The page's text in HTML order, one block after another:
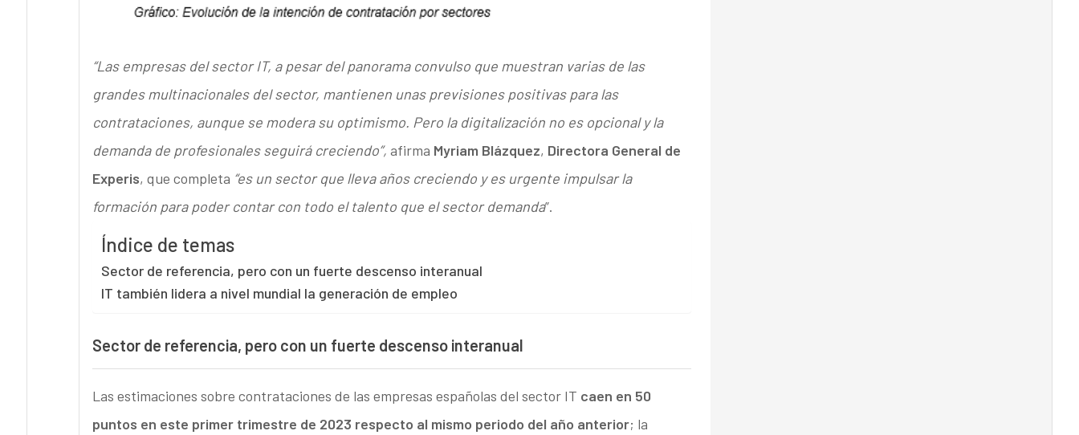
“Las empresas del sector IT, a pesar del panorama convulso que muestran varias de las
grandes multinacionales del sector, mantienen unas previsiones positivas para las
contrataciones, aunque se modera su optimismo. Pero la digitalización no es opcional y la
demanda de profesionales seguirá creciendo”, afirma Myriam Blázquez, Directora General de
Experis, que completa “es un sector que lleva años creciendo y es urgente impulsar la
formación para poder contar con todo el talento que el sector demanda”.
Índice de temas
Sector de referencia, pero con un fuerte descenso interanual
IT también lidera a nivel mundial la generación de empleo
Sector de referencia, pero con un fuerte descenso interanual
Las estimaciones sobre contrataciones de las empresas españolas del sector IT caen en 50
puntos en este primer trimestre de 2023 respecto al mismo periodo del año anterior; la